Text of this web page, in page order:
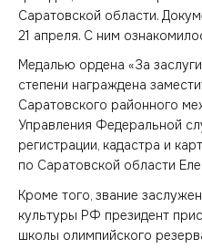
Саратовской области.
21 апреля. С ним
Медалью ордена «За
степени награждена
Саратовского районного
Управления Федеральной
регистрации, кадастра и
по Саратовской области
Кроме того, звание
культуры РФ президент
школы олимпийского